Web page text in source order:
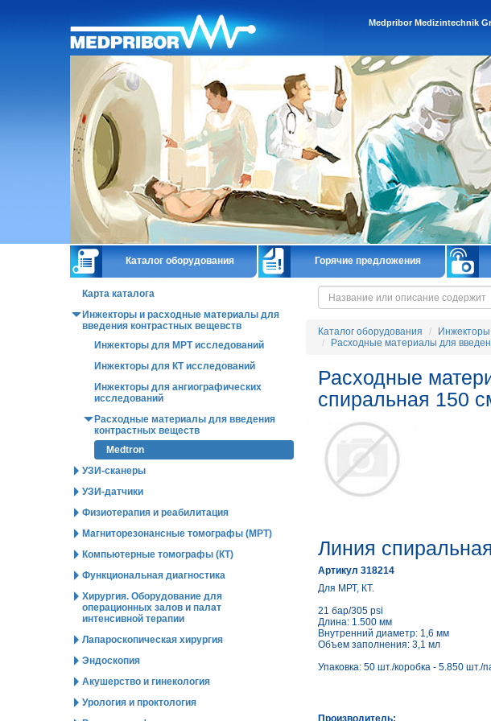
Medpribor Medizintechnik
Каталог оборудования Горячие предложения
Каталог оборудования
Расходные материалы для
Расходные
спиральная 150
Линия
Артикул 318214
Для МРТ, КТ.
21 бар/305 psi
Длина: 1.500 мм
Внутренний диаметр: 1,6 мм
Объем заполнения: 3,1 мл
Упаковка: 50 шт./коробка - 5.850 шт./
Производитель:
Карта каталога
Инжекторы и расходные материалы для
введения контрастных вещевств
Инжекторы для МРТ исследований
Инжекторы для КТ исследований
Инжекторы для ангиографических
исследований
Расходные материалы для введения
контрастных веществ
Medtron
УЗИ-сканеры
УЗИ-датчики
Физиотерапия и реабилитация
Магниторезонансные томографы (МРТ)
Компьютерные томографы (КТ)
Функциональная диагностика
Хирургия. Оборудование для
операционных залов и палат
интенсивной терапии
Лапароскопическая хирургия
Эндоскопия
Акушерство и гинекология
Урология и проктология